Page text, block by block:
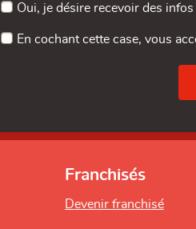
Oui, je désire recevoir des infos
En cochant cette case, vous
Franchisés
Devenir franchisé